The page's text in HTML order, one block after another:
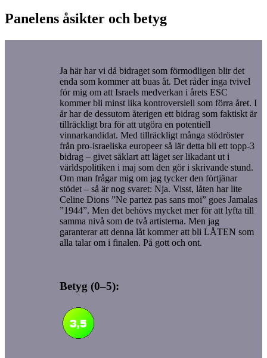
Panelens åsikter och betyg
Ja här har vi då bidraget som förmodligen blir det
enda som kommer att buas åt. Det råder inga tvivel
för mig om att Israels medverkan i årets ESC
kommer bli minst lika kontroversiell som förra året. I
år har de dessutom återigen ett bidrag som faktiskt är
tillräckligt bra för att utgöra en potentiell
vinnarkandidat. Med tillräckligt många stödröster
från pro-israeliska europeer så lär detta bli ett topp-3
bidrag – givet såklart att läget ser likadant ut i
världspolitiken i maj som den gör i skrivande stund.
Om man frågar mig om jag tycker den förtjänar
stödet – så är nog svaret: Nja. Visst, låten har lite
Celine Dions ”Ne partez pas sans moi” goes Jamalas
”1944”. Men det behövs mycket mer för att lyfta till
samma nivå som de två artisterna. Men jag
garanterar att denna låt kommer att bli LÅTEN som
alla talar om i finalen. På gott och ont.
Betyg (0–5):